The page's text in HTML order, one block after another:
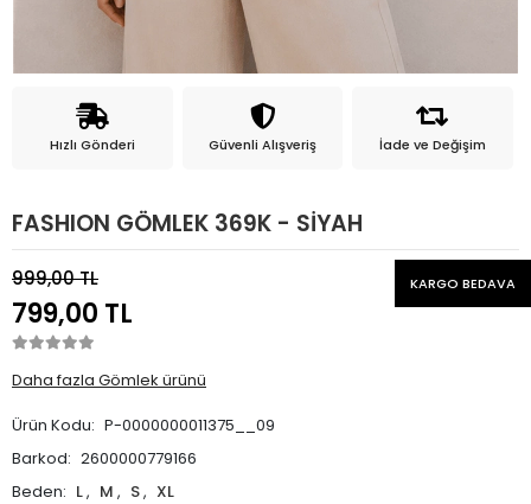
Hızlı Gönderi Güvenli Alışveriş İade ve Değişim
FASHION GÖMLEK 369K - SİYAH
999,00 TL
799,00 TL
KARGO BEDAVA
Daha fazla Gömlek ürünü
Ürün Kodu: P-0000000011375__09
Barkod: 2600000779166
Beden: L, M , S, XL